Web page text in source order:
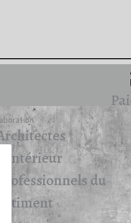
d’intérieur
Professionnels du